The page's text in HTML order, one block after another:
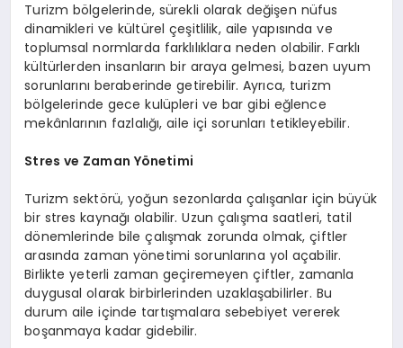
Turizm bölgelerinde, sürekli olarak değişen nüfus
dinamikleri ve kültürel çeşitlilik, aile yapısında ve
toplumsal normlarda farklılıklara neden olabilir. Farklı
kültürlerden insanların bir araya gelmesi, bazen uyum
sorunlarını beraberinde getirebilir. Ayrıca, turizm
bölgelerinde gece kulüpleri ve bar gibi eğlence
mekânlarının fazlalığı, aile içi sorunları tetikleyebilir.
Stres ve Zaman Yönetimi
Turizm sektörü, yoğun sezonlarda çalışanlar için büyük
bir stres kaynağı olabilir. Uzun çalışma saatleri, tatil
dönemlerinde bile çalışmak zorunda olmak, çiftler
arasında zaman yönetimi sorunlarına yol açabilir.
Birlikte yeterli zaman geçiremeyen çiftler, zamanla
duygusal olarak birbirlerinden uzaklaşabilirler. Bu
durum aile içinde tartışmalara sebebiyet vererek
boşanmaya kadar gidebilir.